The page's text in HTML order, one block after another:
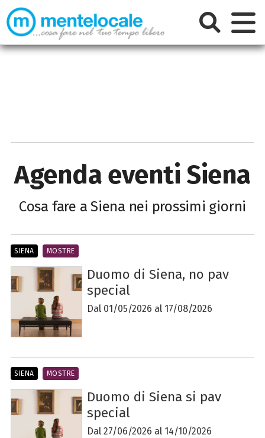
Agenda eventi Siena
Cosa fare a Siena nei prossimi giorni
Duomo di Siena, no pav
special
Dal 01/05/2026 al 17/08/2026
SIENA MOSTRE
Duomo di Siena si pav
special
Dal 27/06/2026 al 14/10/2026
SIENA MOSTRE